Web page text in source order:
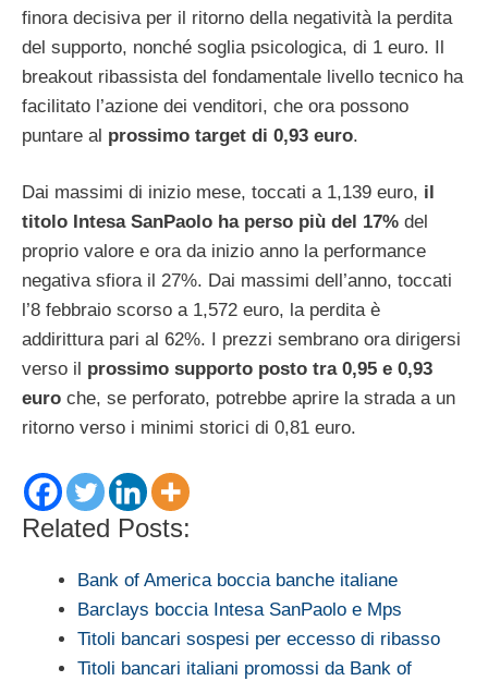
finora decisiva per il ritorno della negatività la perdita
del supporto, nonché soglia psicologica, di 1 euro. Il
breakout ribassista del fondamentale livello tecnico ha
facilitato l’azione dei venditori, che ora possono
puntare al prossimo target di 0,93 euro.
Dai massimi di inizio mese, toccati a 1,139 euro, il
titolo Intesa SanPaolo ha perso più del 17% del
proprio valore e ora da inizio anno la performance
negativa sfiora il 27%. Dai massimi dell’anno, toccati
l’8 febbraio scorso a 1,572 euro, la perdita è
addirittura pari al 62%. I prezzi sembrano ora dirigersi
verso il prossimo supporto posto tra 0,95 e 0,93
euro che, se perforato, potrebbe aprire la strada a un
ritorno verso i minimi storici di 0,81 euro.
Related Posts:
Bank of America boccia banche italiane
Barclays boccia Intesa SanPaolo e Mps
Titoli bancari sospesi per eccesso di ribasso
Titoli bancari italiani promossi da Bank of